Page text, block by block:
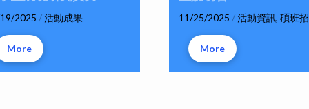
2025 /活動成果
More
11/25/2025 /活動資訊, 碩班
More